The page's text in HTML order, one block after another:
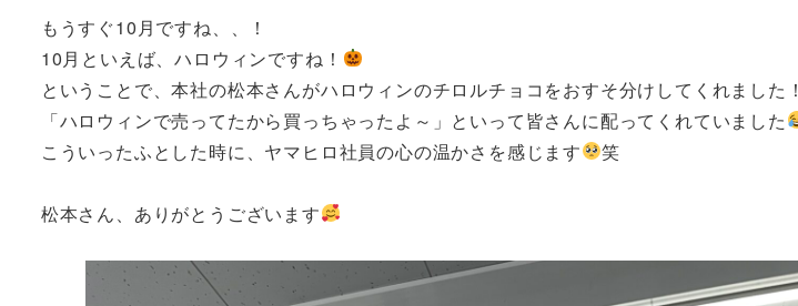
もうすぐ10月ですね、、！
10月といえば、ハロウィンですね！
ということで、本社の松本さんがハロウィンのチロルチョコをおすそ分けしてくれました！
「ハロウィンで売ってたから買っちゃったよ～」といって皆さんに配ってくれていました
こういったふとした時に、ヤマヒロ社員の心の温かさを感じます
笑
松本さん、ありがとうございます